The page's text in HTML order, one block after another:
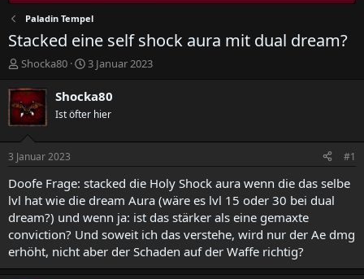
Paladin Tempel
Stacked eine self shock aura mit dual dream?
E
s
t
e
e
r
Shocka80
E
s
e
t
a
m
3 Januar 2023
Shocka80
Ist öfter hier
3 Januar 2023 #1
Doofe Frage: stacked die Holy Shock aura wenn die das selbe
lvl hat wie die dream Aura (wäre es lvl 15 oder 30 bei dual
dream?) und wenn ja: ist das stärker als eine gemaxte
conviction? Und soweit ich das verstehe, wird nur der Ae dmg
erhöht, nicht aber der Schaden auf der Waffe richtig?